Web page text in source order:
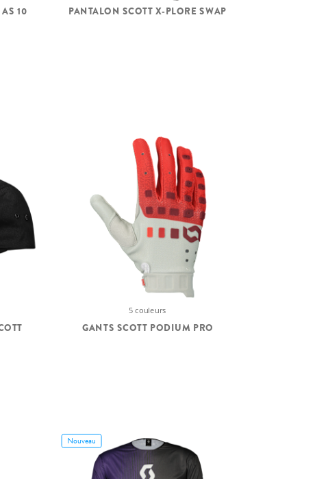
10 PANTALON SCOTT X-PLORE SWAP
5 couleurs
GANTS SCOTT PODIUM PRO
Nouveau